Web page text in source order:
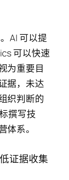
AI 可以提
可以快速
为重要目
据，未达
织判断的
撰写技
系。
证据收集